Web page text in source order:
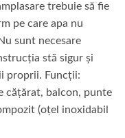
trebuie să fie
pe care apa nu
sunt necesare
stă sigur și
proprii. Funcții:
cățărat, balcon, punte
(oțel inoxidabil